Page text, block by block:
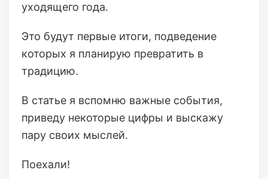
уходящего года.
Это будут первые итоги, подведение
которых я планирую превратить в
традицию.
В статье я вспомню важные события,
приведу некоторые цифры и выскажу
пару своих мыслей.
Поехали!